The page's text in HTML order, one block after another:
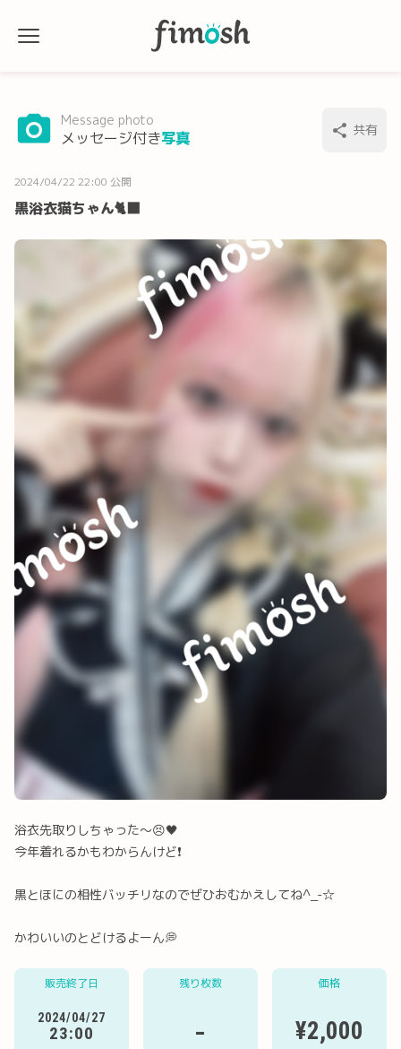
Message photo
メッセージ付き写真 共有
2024/04/22 22:00 公開
黒浴衣猫ちゃん‪🐈‍⬛
浴衣先取りしちゃった〜😣🖤
今年着れるかもわからんけど❗️
黒とほにの相性バッチリなのでぜひおむかえしてね‪^_-☆
かわいいのとどけるよーん💭
販売終了日
2024/04/27
23:00
残り枚数
-
価格
¥2,000
Twitter LINE メール Facebook
URLコピー